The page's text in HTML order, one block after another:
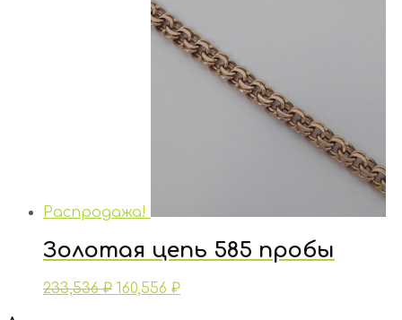
Распродажа!
Золотая цепь 585 пробы
233,536₽ 160,556 ₽